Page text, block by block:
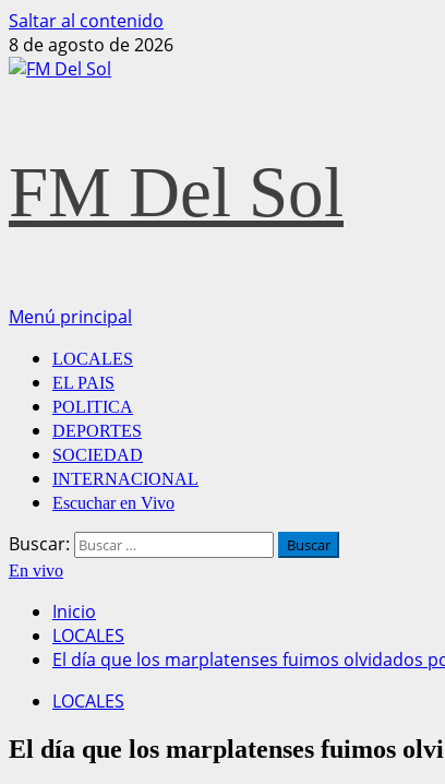
Saltar al contenido
8 de agosto de 2026
FM Del Sol
Menú principal
LOCALES
EL PAIS
POLITICA
DEPORTES
SOCIEDAD
INTERNACIONAL
Escuchar en Vivo
Buscar:
En vivo
Inicio
LOCALES
El día que los marplatenses fuimos olvidados
LOCALES
El día que los marplatenses fuimos